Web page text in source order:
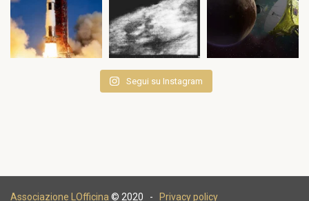
Segui su Instagram
Associazione LOfficina © 2020 - Privacy policy